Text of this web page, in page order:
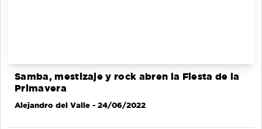
Samba, mestizaje y rock abren la Fiesta de la
Primavera
Alejandro del Valle - 24/06/2022